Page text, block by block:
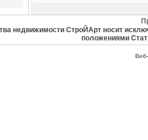
недвижимости СтроЙАрт носит
положениями